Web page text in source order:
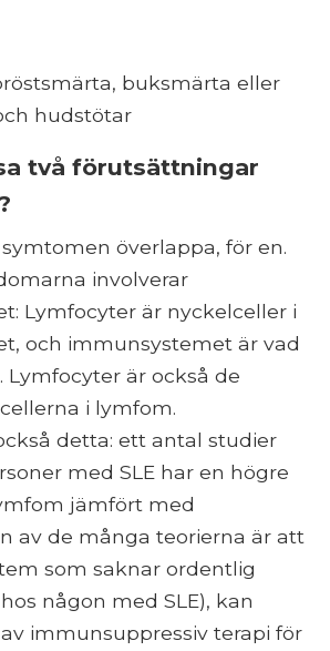
buksmärta eller
hudstötar
två förutsättningar
överlappa, för en.
involverar
Lymfocyter är nyckelceller i
och immunsystemet är vad
Lymfocyter är också de
i lymfom.
detta: ett antal studier
med SLE har en högre
jämfört med
av de många teorierna är att
som saknar ordentlig
någon med SLE), kan
immunsuppressiv terapi för